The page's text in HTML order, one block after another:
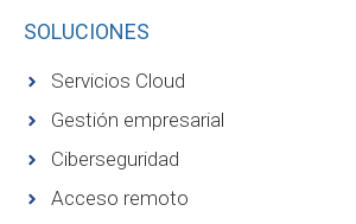
SOLUCIONES
Servicios Cloud
Gestión empresarial
Ciberseguridad
Acceso remoto